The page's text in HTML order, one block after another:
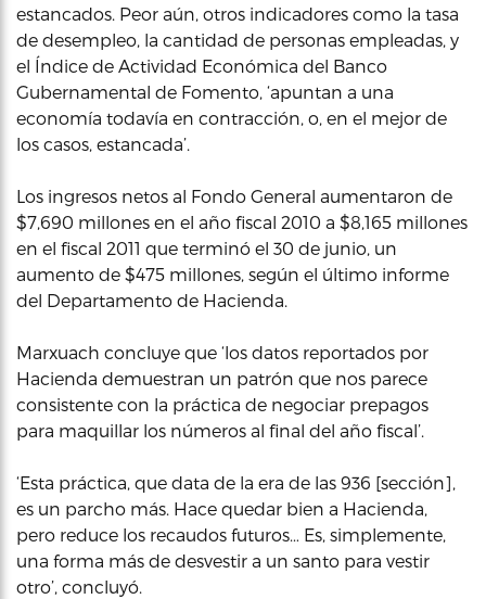
estancados. Peor aún, otros indicadores como la tasa
de desempleo, la cantidad de personas empleadas, y
el Índice de Actividad Económica del Banco
Gubernamental de Fomento, ‘apuntan a una
economía todavía en contracción, o, en el mejor de
los casos, estancada’.
Los ingresos netos al Fondo General aumentaron de
$7,690 millones en el año fiscal 2010 a $8,165 millones
en el fiscal 2011 que terminó el 30 de junio, un
aumento de $475 millones, según el último informe
del Departamento de Hacienda.
Marxuach concluye que ‘los datos reportados por
Hacienda demuestran un patrón que nos parece
consistente con la práctica de negociar prepagos
para maquillar los números al final del año fiscal’.
‘Esta práctica, que data de la era de las 936 [sección],
es un parcho más. Hace quedar bien a Hacienda,
pero reduce los recaudos futuros… Es, simplemente,
una forma más de desvestir a un santo para vestir
otro’, concluyó.